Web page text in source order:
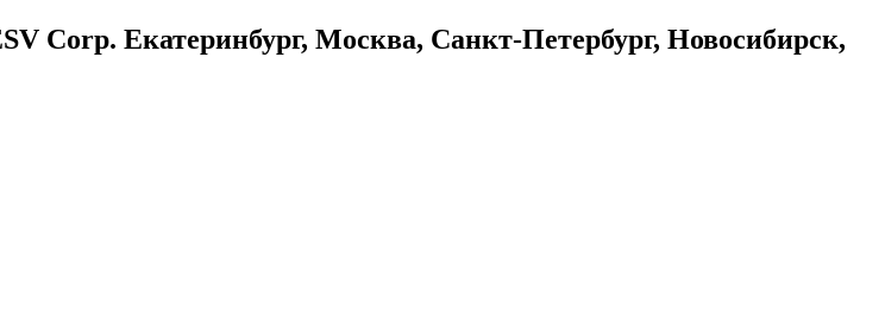
Corp. Екатеринбург, Москва, Санкт-Петербург, Новосибирск,